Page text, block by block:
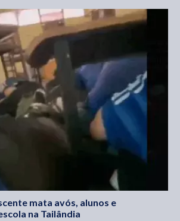
mata avós, alunos e
na Tailândia